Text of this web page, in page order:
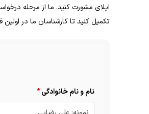
اپلای مشورت کنید. ما از مرحله
تکمیل کنید تا کارشناسان ما در
نام و نام خانوادگی